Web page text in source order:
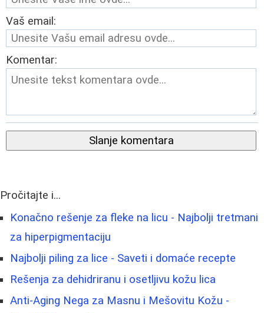
Vaš email:
Komentar:
Slanje komentara
Pročitajte i...
Konačno rešenje za fleke na licu - Najbolji tretmani
za hiperpigmentaciju
Najbolji piling za lice - Saveti i domaće recepte
Rešenja za dehidriranu i osetljivu kožu lica
Anti-Aging Nega za Masnu i Mešovitu Kožu -